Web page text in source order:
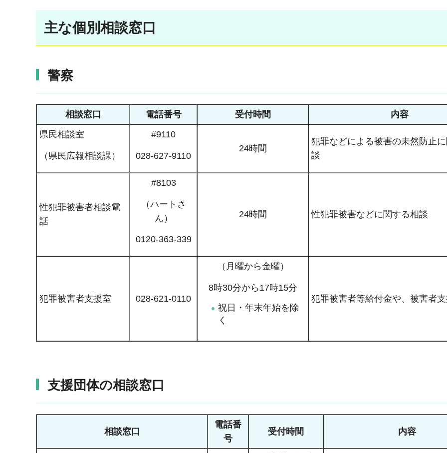
主な個別相談窓口
警察
相談窓口 電話番号 受付時間
内容
県民相談室
（県民広報相談課）
#9110
028-627-9110
24時間
犯罪などによる被害の未然防止
談
性犯罪被害者相談電
話
#8103
（ハートさ
ん）
0120-363-339
24時間 性犯罪被害などに関する相談
犯罪被害者支援室 028-621-0110
（月曜から金曜）
8時30分から17時15分
祝日・年末年始を除
く
犯罪被害者等給付金や、被害者
支援団体の相談窓口
相談窓口
電話番
号
受付時間 内容